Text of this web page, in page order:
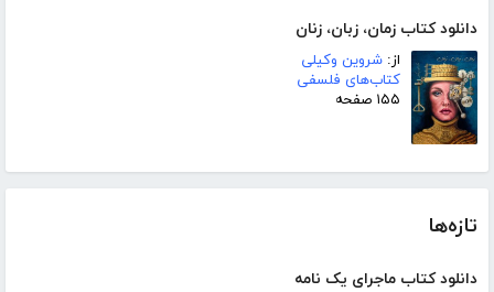
دانلود کتاب زمان، زبان، زنان
از: شروین وکیلی
کتاب‌های فلسفی
۱۵۵ صفحه
تازه‌ها
دانلود کتاب ماجرای یک نامه